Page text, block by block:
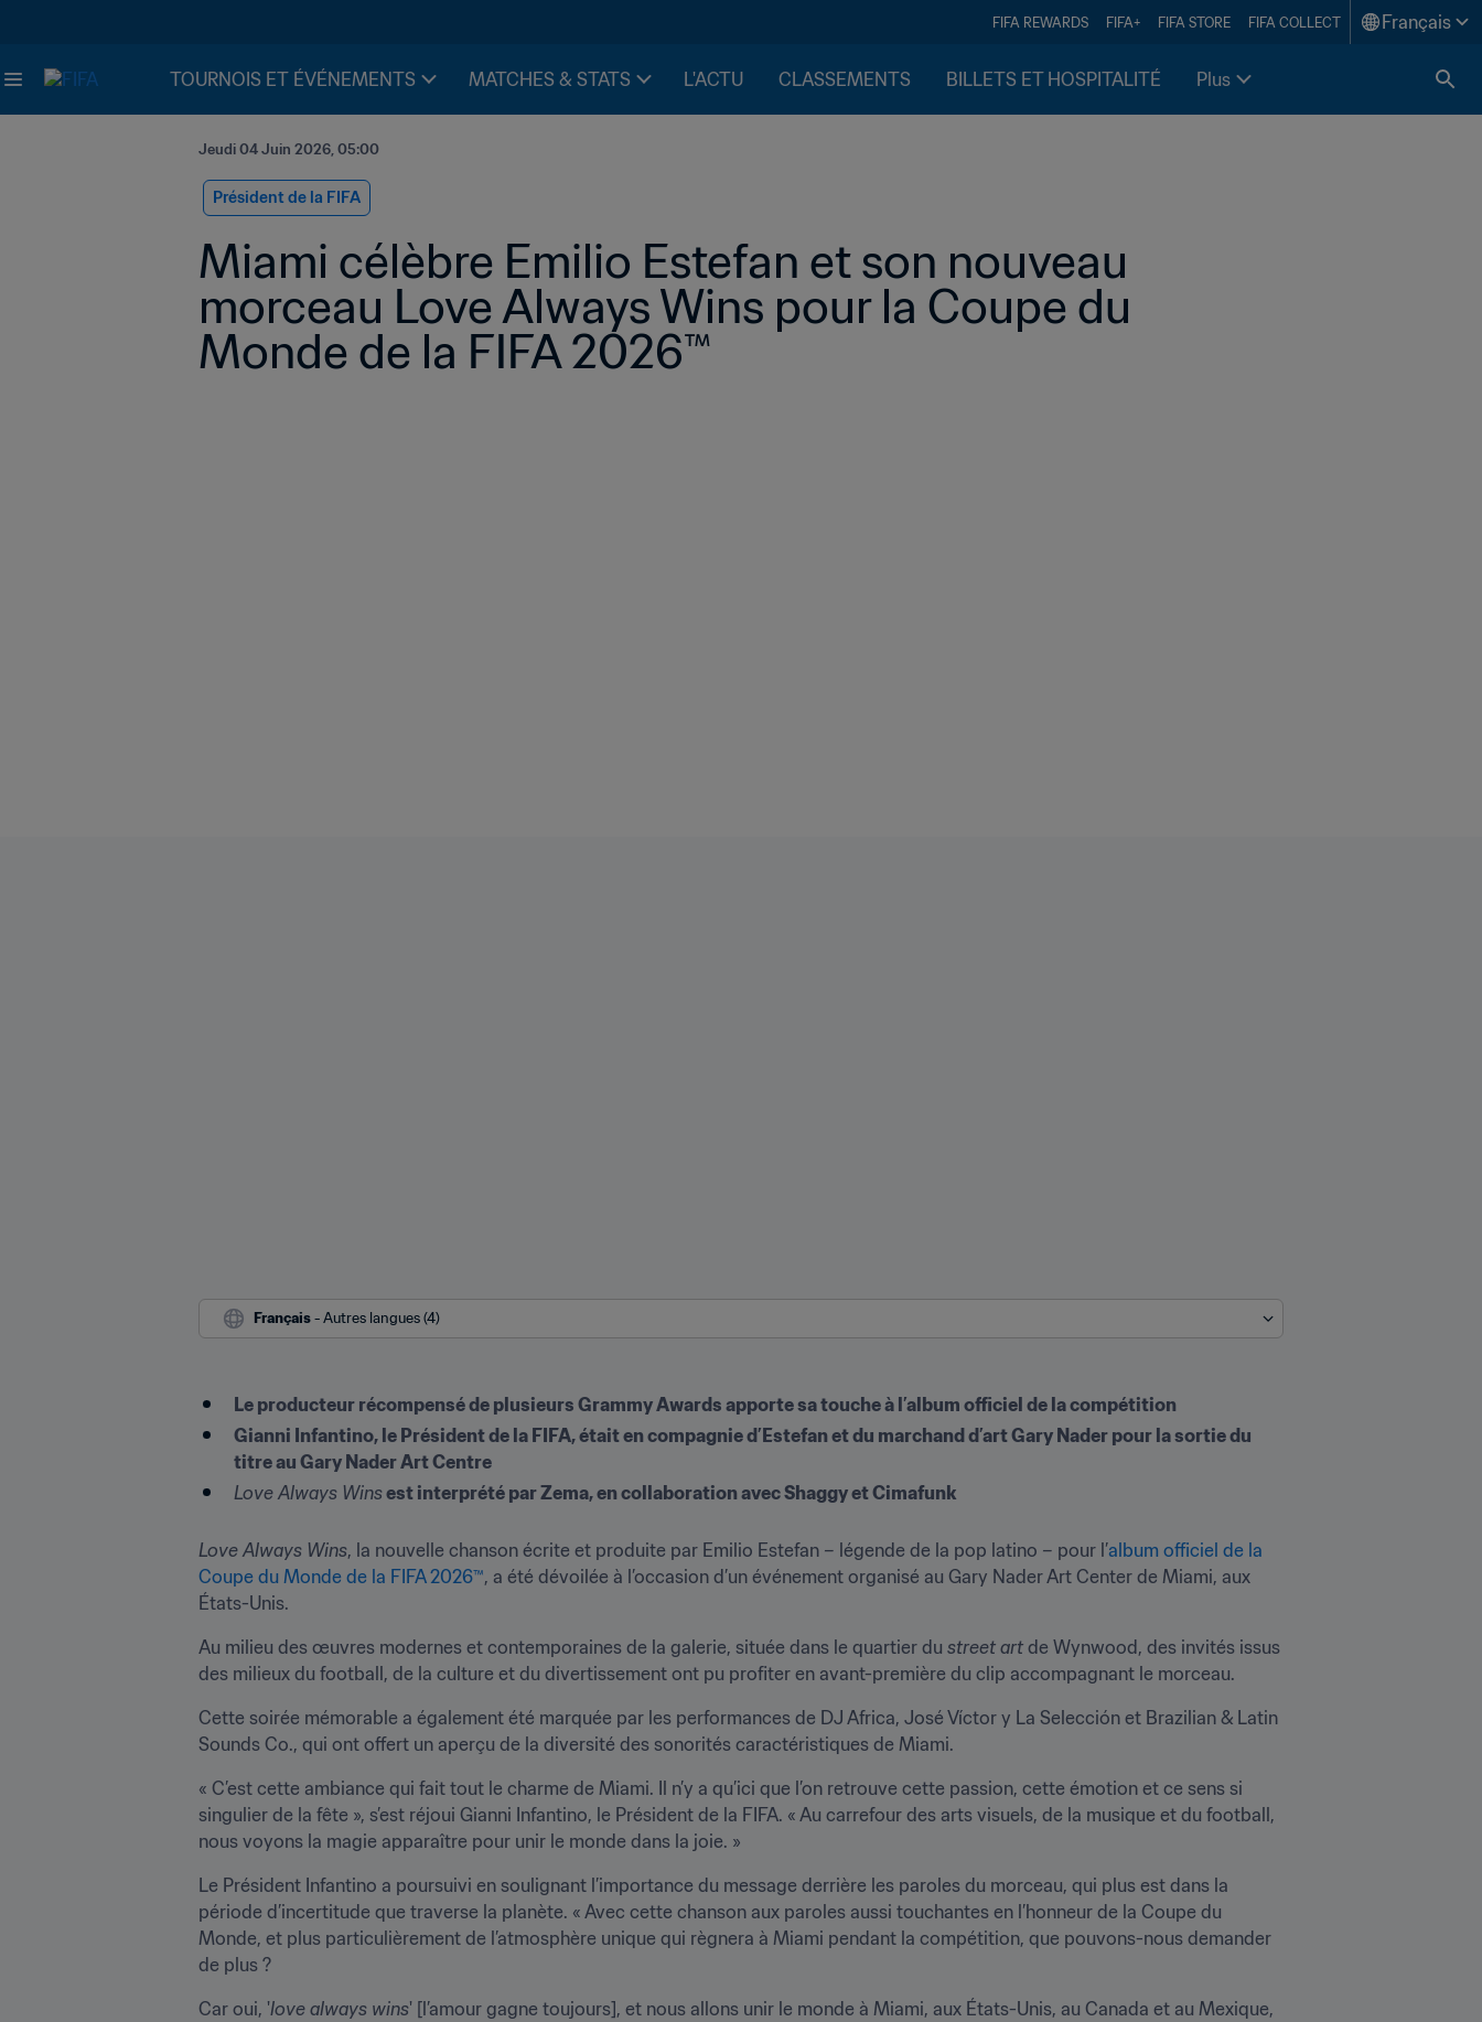
FIFA REWARDS FIFA+ FIFA STORE FIFA COLLECT Français
TOURNOIS ET ÉVÉNEMENTS MATCHES & STATS L'ACTU CLASSEMENTS BILLETS ET HOSPITALITÉ Plus
Jeudi 04 Juin 2026, 05:00
Président de la FIFA
Miami célèbre Emilio Estefan et son nouveau
morceau Love Always Wins pour la Coupe du
Monde de la FIFA 2026™
Français - Autres langues (4)
Le producteur récompensé de plusieurs Grammy Awards apporte sa touche à l’album officiel de la compétition
Gianni Infantino, le Président de la FIFA, était en compagnie d’Estefan et du marchand d’art Gary Nader pour la sortie du
titre au Gary Nader Art Centre
Love Always Wins est interprété par Zema, en collaboration avec Shaggy et Cimafunk
Love Always Wins, la nouvelle chanson écrite et produite par Emilio Estefan – légende de la pop latino – pour l’album officiel de la
Coupe du Monde de la FIFA 2026™, a été dévoilée à l’occasion d’un événement organisé au Gary Nader Art Center de Miami, aux
États-Unis.
Au milieu des œuvres modernes et contemporaines de la galerie, située dans le quartier du street art de Wynwood, des invités issus
des milieux du football, de la culture et du divertissement ont pu profiter en avant-première du clip accompagnant le morceau.
Cette soirée mémorable a également été marquée par les performances de DJ Africa, José Víctor y La Selección et Brazilian & Latin
Sounds Co., qui ont offert un aperçu de la diversité des sonorités caractéristiques de Miami.
« C’est cette ambiance qui fait tout le charme de Miami. Il n’y a qu’ici que l’on retrouve cette passion, cette émotion et ce sens si
singulier de la fête », s’est réjoui Gianni Infantino, le Président de la FIFA. « Au carrefour des arts visuels, de la musique et du football,
nous voyons la magie apparaître pour unir le monde dans la joie. »
Le Président Infantino a poursuivi en soulignant l’importance du message derrière les paroles du morceau, qui plus est dans la
période d’incertitude que traverse la planète. « Avec cette chanson aux paroles aussi touchantes en l’honneur de la Coupe du
Monde, et plus particulièrement de l’atmosphère unique qui règnera à Miami pendant la compétition, que pouvons-nous demander
de plus ?
Car oui, 'love always wins' [l’amour gagne toujours], et nous allons unir le monde à Miami, aux États-Unis, au Canada et au Mexique,